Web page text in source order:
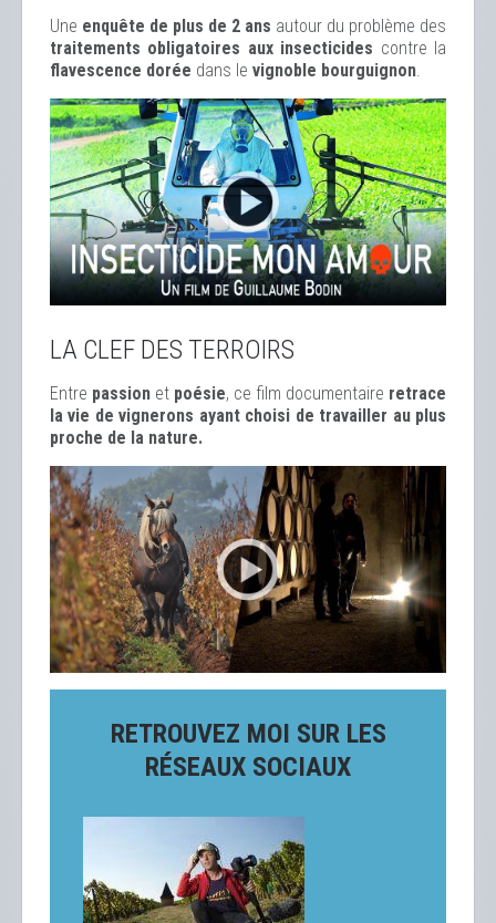
Une enquête de plus de 2 ans autour du problème des
traitements obligatoires aux insecticides contre la
flavescence dorée dans le vignoble bourguignon.
LA CLEF DES TERROIRS
Entre passion et poésie, ce film documentaire retrace
la vie de vignerons ayant choisi de travailler au plus
proche de la nature.
RETROUVEZ MOI SUR LES
RÉSEAUX SOCIAUX